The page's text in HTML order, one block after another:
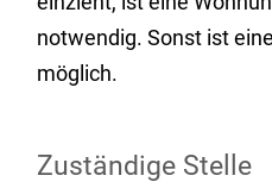
notwendig. Sonst ist
möglich.
Zuständige Stelle